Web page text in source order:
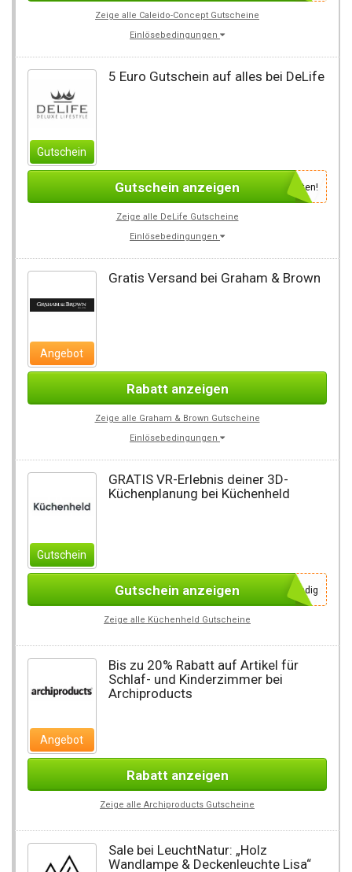
Zeige alle Caleido-Concept Gutscheine
Einlösebedingungen
Gutschein
5 Euro Gutschein auf alles bei DeLife
Newsletter des Shops abonnieren, um den Gutscheincode zu erhalten!
Gutschein anzeigen
Zeige alle DeLife Gutscheine
Einlösebedingungen
Angebot
Gratis Versand bei Graham & Brown
Rabatt anzeigen
Zeige alle Graham & Brown Gutscheine
Einlösebedingungen
Gutschein
GRATIS VR-Erlebnis deiner 3D-
Küchenplanung bei Küchenheld
Kein Code notwendig
Gutschein anzeigen
Zeige alle Küchenheld Gutscheine
Angebot
Bis zu 20% Rabatt auf Artikel für
Schlaf- und Kinderzimmer bei
Archiproducts
Rabatt anzeigen
Zeige alle Archiproducts Gutscheine
Sale bei LeuchtNatur: „Holz
Wandlampe & Deckenleuchte Lisa“